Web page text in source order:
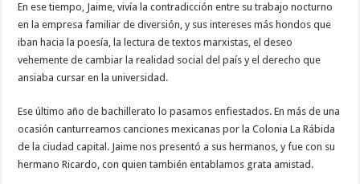
En ese tiempo, Jaime, vivía la contradicción entre su trabajo nocturno
en la empresa familiar de diversión, y sus intereses más hondos que
iban hacia la poesía, la lectura de textos marxistas, el deseo
vehemente de cambiar la realidad social del país y el derecho que
ansiaba cursar en la universidad.
Ese último año de bachillerato lo pasamos enfiestados. En más de una
ocasión canturreamos canciones mexicanas por la Colonia La Rábida
de la ciudad capital. Jaime nos presentó a sus hermanos, y fue con su
hermano Ricardo, con quien también entablamos grata amistad.